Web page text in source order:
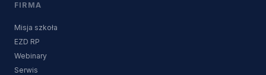
FIRMA
Misja szkoła
EZD RP
Webinary
Serwis